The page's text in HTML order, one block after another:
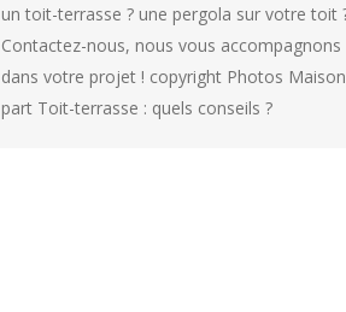
un toit-terrasse ? une pergola sur votre toit
Contactez-nous, nous vous accompagnons
dans votre projet ! copyright Photos
part Toit-terrasse : quels conseils ?